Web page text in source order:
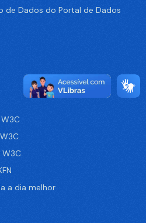
de Dados do Portal de Dados
a dia melhor